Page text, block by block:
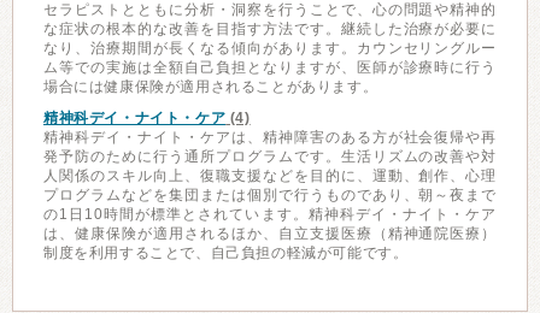
セラピストとともに分析・洞察を行うことで、心の問題や精神的
な症状の根本的な改善を目指す方法です。継続した治療が必要に
なり、治療期間が長くなる傾向があります。カウンセリングルー
ム等での実施は全額自己負担となりますが、医師が診療時に行う
場合には健康保険が適用されることがあります。
精神科デイ・ナイト・ケア (4)
精神科デイ・ナイト・ケアは、精神障害のある方が社会復帰や再
発予防のために行う通所プログラムです。生活リズムの改善や対
人関係のスキル向上、復職支援などを目的に、運動、創作、心理
プログラムなどを集団または個別で行うものであり、朝～夜まで
の1日10時間が標準とされています。精神科デイ・ナイト・ケア
は、健康保険が適用されるほか、自立支援医療（精神通院医療）
制度を利用することで、自己負担の軽減が可能です。